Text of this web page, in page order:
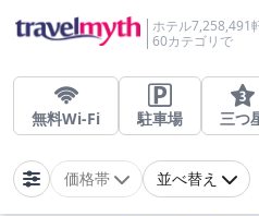
ホテル7,258,491
60カテゴリで
無料Wi-Fi 駐車場 三つ
価格帯 並べ替え